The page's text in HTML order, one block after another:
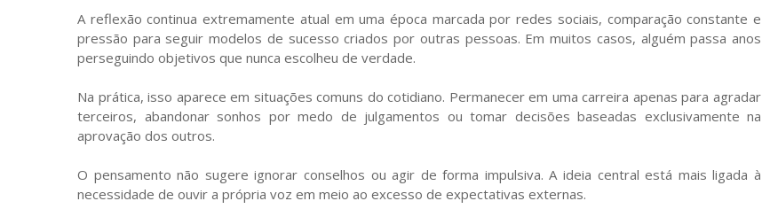
A reflexão continua extremamente atual em uma época marcada por redes sociais, comparação constante e
pressão para seguir modelos de sucesso criados por outras pessoas. Em muitos casos, alguém passa anos
perseguindo objetivos que nunca escolheu de verdade.
Na prática, isso aparece em situações comuns do cotidiano. Permanecer em uma carreira apenas para agradar
terceiros, abandonar sonhos por medo de julgamentos ou tomar decisões baseadas exclusivamente na
aprovação dos outros.
O pensamento não sugere ignorar conselhos ou agir de forma impulsiva. A ideia central está mais ligada à
necessidade de ouvir a própria voz em meio ao excesso de expectativas externas.